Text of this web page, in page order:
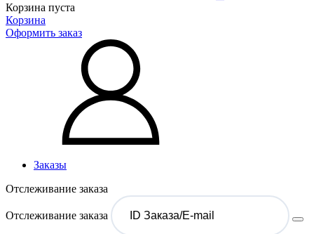
Корзина пуста
Корзина
Оформить заказ
Заказы
Отслеживание заказа
Отслеживание заказа